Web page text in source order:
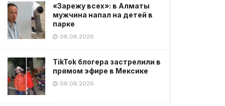
«Зарежу всех»: в Алматы
мужчина напал на детей в
парке
06.08.2026
TikTok блогера застрелили в
прямом эфире в Мексике
06.08.2026